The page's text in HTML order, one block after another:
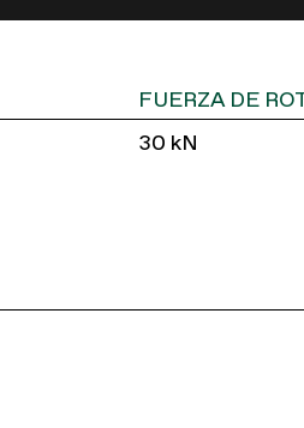
FUERZA DE
30 kN